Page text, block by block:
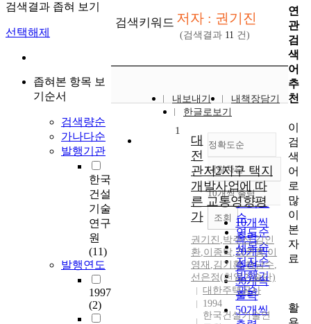
검색결과 좁혀 보기
선택해제
좁혀본 항목 보
기순서
검색량순
가나다순
발행기관
한국
건설
기술
연구
원
(11)
발행연도
1997
(2)
검색키워드 저자 : 권기진
(검색결과 11 건)
내보내기
내책장담기
한글로보기
정확도순
정확도
순
인기도
순
연도순
제목순
저자순
발행기
관순
내림차순
내림차순
10개씩 출력
10개씩
출력
20개씩
출력
30개씩
출력
50개씩
조회
1
대
전
관저2지구 택지
개발사업에 따
른 교통영향평
가
권기진 ,박주신,김인
환,이종탁,김준홍,이
영재 ,김기환,허남수,
선은정(천일기술단)
대한주택공사
1994
한국건설기술연
연
관
검
색
어
추
천
이
검
색
어
로
많
이
본
자
료
활